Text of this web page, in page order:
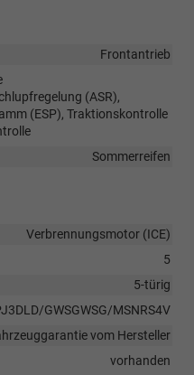
Frontantrieb
(ASR),
(ESP), Traktionskontrolle
Sommerreifen
Verbrennungsmotor (ICE)
5
5-türig
GWSGWSG/MSNRS4V
vom Hersteller
vorhanden